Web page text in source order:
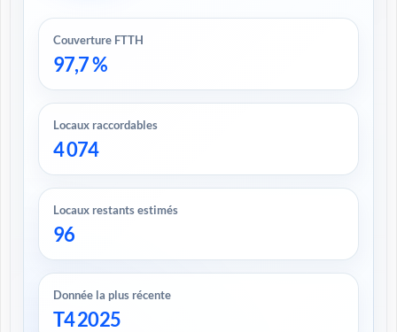
Couverture FTTH
97,7 %
Locaux raccordables
4 074
Locaux restants estimés
96
Donnée la plus récente
T4 2025